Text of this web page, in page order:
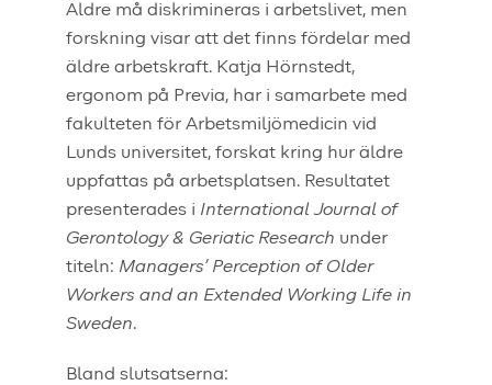
Äldre må diskrimineras i arbetslivet, men
forskning visar att det finns fördelar med
äldre arbetskraft. Katja Hörnstedt,
ergonom på Previa, har i samarbete med
fakulteten för Arbetsmiljömedicin vid
Lunds universitet, forskat kring hur äldre
uppfattas på arbetsplatsen. Resultatet
presenterades i International Journal of
Gerontology & Geriatic Research under
titeln: Managers’ Perception of Older
Workers and an Extended Working Life in
Sweden.
Bland slutsatserna: